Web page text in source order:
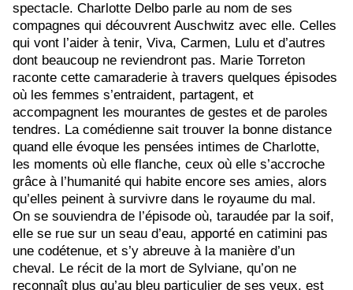
spectacle. Charlotte Delbo parle au nom de ses
compagnes qui découvrent Auschwitz avec elle. Celles
qui vont l’aider à tenir, Viva, Carmen, Lulu et d’autres
dont beaucoup ne reviendront pas. Marie Torreton
raconte cette camaraderie à travers quelques épisodes
où les femmes s’entraident, partagent, et
accompagnent les mourantes de gestes et de paroles
tendres. La comédienne sait trouver la bonne distance
quand elle évoque les pensées intimes de Charlotte,
les moments où elle flanche, ceux où elle s’accroche
grâce à l’humanité qui habite encore ses amies, alors
qu’elles peinent à survivre dans le royaume du mal.
On se souviendra de l’épisode où, taraudée par la soif,
elle se rue sur un seau d’eau, apporté en catimini pas
une codétenue, et s’y abreuve à la manière d’un
cheval. Le récit de la mort de Sylviane, qu’on ne
reconnaît plus qu’au bleu particulier de ses yeux, est